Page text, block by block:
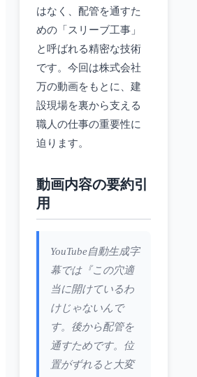
はなく、配管を通すた
めの「スリーブ工事」
と呼ばれる精密な技術
です。今回は株式会社
万の動画をもとに、建
設現場を裏から支える
職人の仕事の重要性に
迫ります。
動画内容の要約引
用
YouTube自動生成字
幕では『この穴適
当に開けているわ
けじゃないんで
す。後から配管を
通すためです。位
置がずれると大変